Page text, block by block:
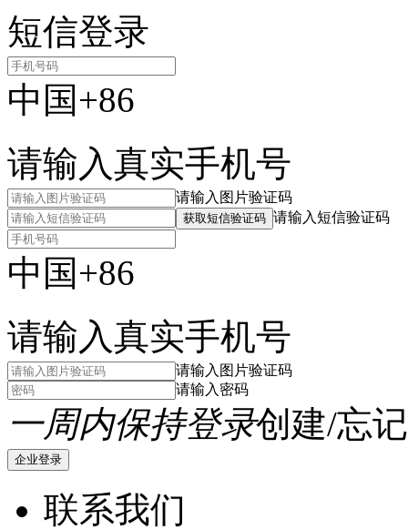
短信登录
中国+86
请输入真实手机号
请输入图片验证码
获取短信验证码 请输入短信验证码
中国+86
请输入真实手机号
请输入图片验证码
请输入密码
一周内保持登录创建/忘
企业登录
联系我们